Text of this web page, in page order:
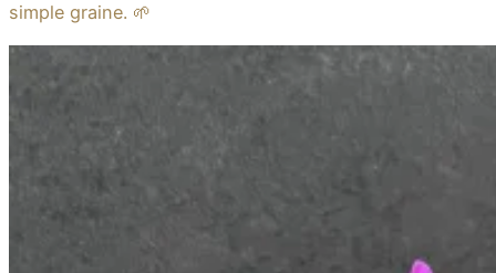
simple graine. 🌱